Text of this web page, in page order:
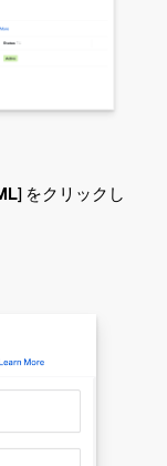
] をクリックし